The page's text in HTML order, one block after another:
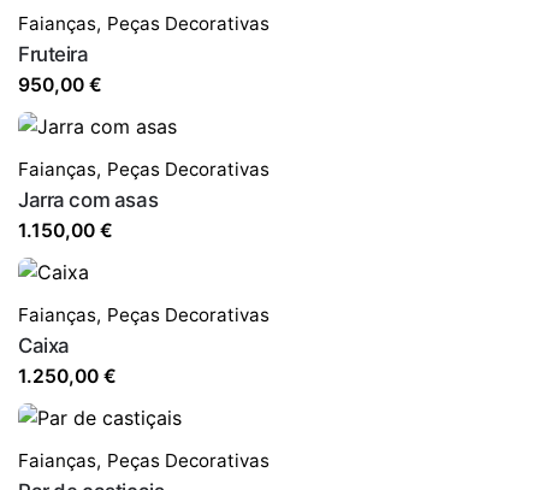
Faianças, Peças Decorativas
Fruteira
950,00 €
Faianças, Peças Decorativas
Jarra com asas
1.150,00 €
Faianças, Peças Decorativas
Caixa
1.250,00 €
Faianças, Peças Decorativas